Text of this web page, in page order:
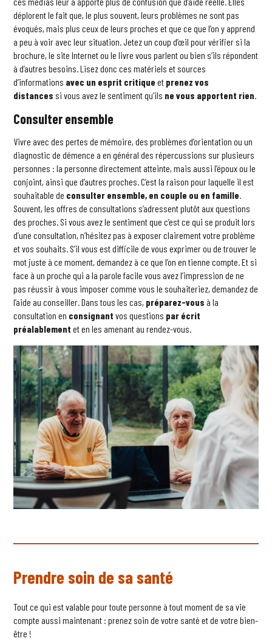
déplorent le fait que, le plus souvent, leurs problèmes ne sont pas
évoqués, mais plus ceux de leurs proches et que ce que l’on y apprend
a peu à voir avec leur situation. Jetez un coup d’œil pour vérifier si la
brochure, le site Internet ou le livre vous parlent ou bien s’ils répondent
à d’autres besoins. Lisez donc ces matériels et sources
d’informations avec un esprit critique et prenez vos
distances si vous avez le sentiment qu’ils ne vous apportent rien
Consulter ensemble
Vivre avec des pertes de mémoire, des problèmes d’orientation ou un
diagnostic de démence a en général des répercussions sur plusieurs
personnes : la personne directement atteinte, mais aussi l’époux ou le
conjoint, ainsi que d’autres proches. C’est la raison pour laquelle il est
souhaitable de consulter ensemble, en couple ou en famille
Souvent, les offres de consultations s’adressent plutôt aux questions
des proches. Si vous avez le sentiment que c’est ce qui se produit lors
d’une consultation, n’hésitez pas à exposer clairement votre problème
et vos souhaits. S’il vous est difficile de vous exprimer ou de trouver le
mot juste à ce moment, demandez à ce que l’on en tienne compte. Et si
face à un proche qui a la parole facile vous avez l’impression de ne
pas réussir à vous imposer comme vous le souhaiteriez, demandez de
l’aide au conseiller. Dans tous les cas, préparez-vous à la
consultation en consignant vos questions par écrit
préalablement et en les amenant au rendez-vous.
Prendre soin de sa santé
Tout ce qui est valable pour toute personne à tout moment de sa vie
compte aussi maintenant : prenez soin de votre santé et de votre bien-
être !